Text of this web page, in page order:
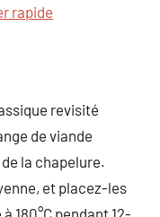
rapide
revisité
de viande
la chapelure.
et placez-les
180°C pendant 12-